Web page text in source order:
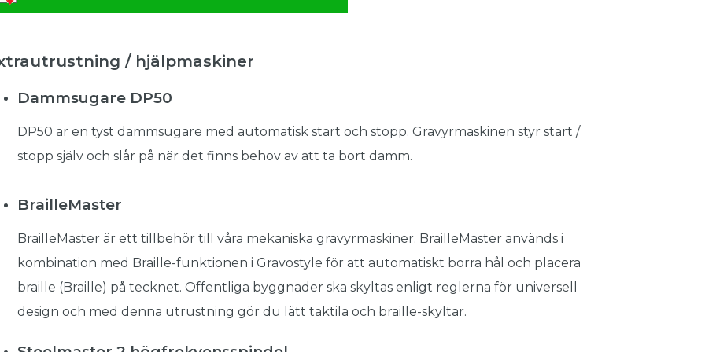
/ hjälpmaskiner
Dammsugare DP50
DP50 är en tyst dammsugare med automatisk start och stopp. Gravyrmaskinen styr start /
stopp själv och slår på när det finns behov av att ta bort damm.
BrailleMaster
BrailleMaster är ett tillbehör till våra mekaniska gravyrmaskiner. BrailleMaster används i
kombination med Braille-funktionen i Gravostyle för att automatiskt borra hål och placera
braille (Braille) på tecknet. Offentliga byggnader ska skyltas enligt reglerna för universell
design och med denna utrustning gör du lätt taktila och braille-skyltar.